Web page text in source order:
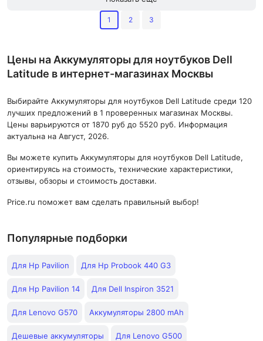
1 2 3
Цены на Аккумуляторы для ноутбуков Dell
Latitude в интернет-магазинах Москвы
Выбирайте Аккумуляторы для ноутбуков Dell Latitude среди 120
лучших предложений в 1 проверенных магазинах Москвы.
Цены варьируются от 1870 руб до 5520 руб. Информация
актуальна на Август, 2026.
Вы можете купить Аккумуляторы для ноутбуков Dell Latitude,
ориентируясь на стоимость, технические характеристики,
отзывы, обзоры и стоимость доставки.
Price.ru поможет вам сделать правильный выбор!
Популярные подборки
Для Hp Pavilion Для Hp Probook 440 G3
Для Hp Pavilion 14 Для Dell Inspiron 3521
Для Lenovo G570 Аккумуляторы 2800 mAh
Дешевые аккумуляторы Для Lenovo G500